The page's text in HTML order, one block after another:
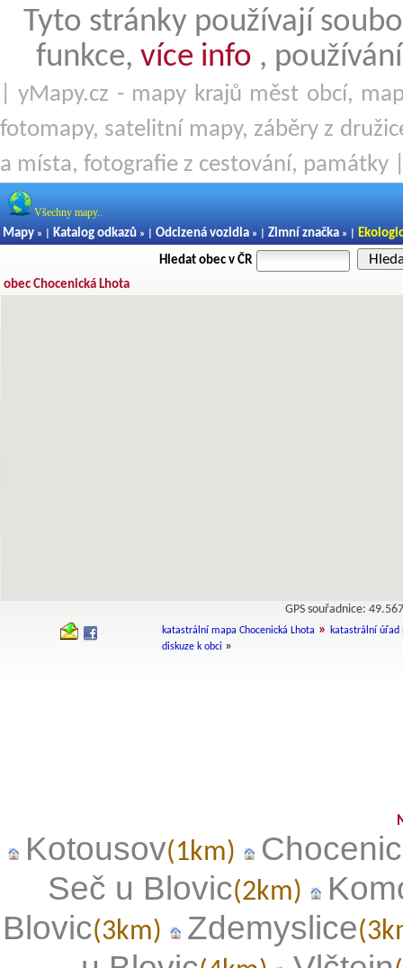
Tyto stránky používají
funkce, více info ,
| yMapy.cz - mapy krajů měst obcí,
fotomapy, satelitní mapy, záběry z
a místa, fotografie z cestování, památky
Všechny mapy..
Mapy » | Katalog odkazů » | Odcizená vozidla » | Zimní značka » |
Hledat obec v ČR
obec Chocenická Lhota
GPS souřadnice:
katastrální mapa Chocenická Lhota » katastrální úřad
diskuze k obci »
Kotousov(1km)
Seč u Blovic(2km)
Blovic(3km) Zdemyslice